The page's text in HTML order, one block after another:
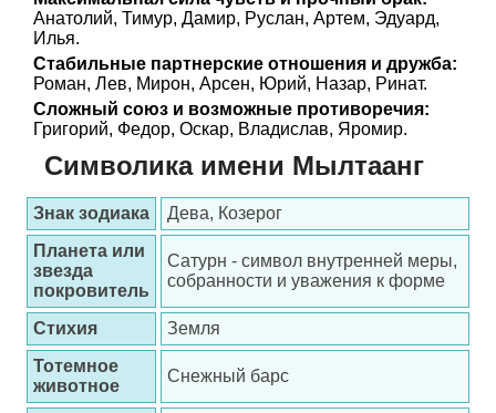
Анатолий, Тимур, Дамир, Руслан, Артем, Эдуард,
Илья.
Стабильные партнерские отношения и дружба:
Роман, Лев, Мирон, Арсен, Юрий, Назар, Ринат.
Сложный союз и возможные противоречия:
Григорий, Федор, Оскар, Владислав, Яромир.
Символика имени Мылтаанг
Знак зодиака
Дева, Козерог
Планета или
звезда
покровитель
Сатурн - символ внутренней меры,
собранности и уважения к форме
Стихия
Земля
Тотемное
животное
Снежный барс